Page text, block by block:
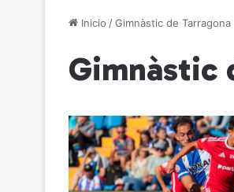
Inicio /Gimnàstic de Tarragona
Gimnàstic